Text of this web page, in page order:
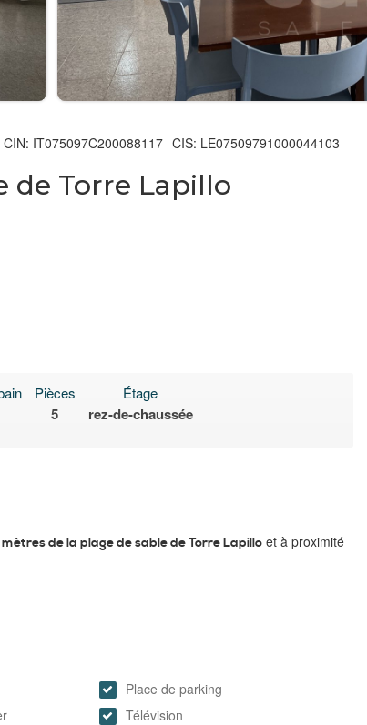
CIS: LE07509791000044103
CIN: IT075097C200088117
de Torre Lapillo
Pièces
5
Étage
rez-de-chaussée
mètres de la plage de sable de Torre Lapillo et à proximité
Place de parking
Télévision